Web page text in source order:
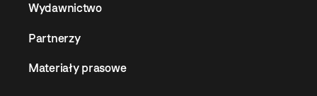
Wydawnictwo
Partnerzy
Materiały prasowe